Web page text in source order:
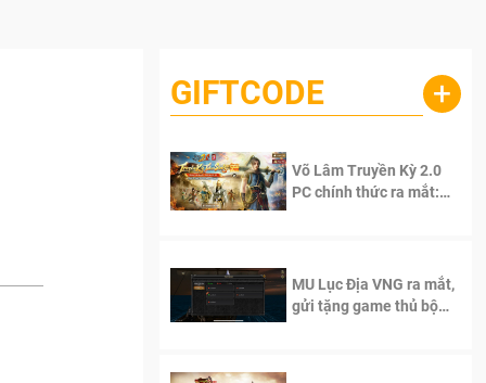
GIFTCODE +
Võ Lâm Truyền Kỳ 2.0
PC chính thức ra mắt:
MU Lục Địa VNG ra mắt,
gửi tặng game thủ bộ